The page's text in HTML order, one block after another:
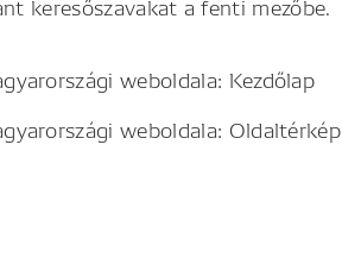
weboldala: Kezdőlap
weboldala: Oldaltérkép